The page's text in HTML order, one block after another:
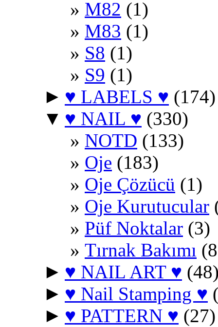
M82 (1)
M83 (1)
S8 (1)
S9 (1)
► ♥ LABELS ♥ (174)
▼ ♥ NAIL ♥ (330)
NOTD (133)
Oje (183)
Oje Çözücü (1)
Oje Kurutucular
Püf Noktalar (3)
Tırnak Bakımı
► ♥ NAIL ART ♥
► ♥ Nail Stamping ♥
► ♥ PATTERN ♥ (27)